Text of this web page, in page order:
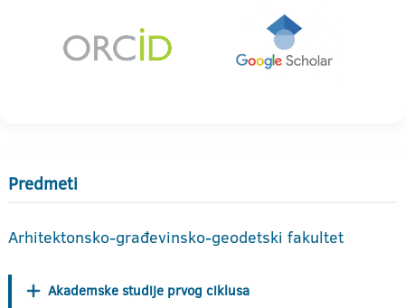
Predmeti
Arhitektonsko-građevinsko-geodetski fakultet
Akademske studije prvog ciklusa